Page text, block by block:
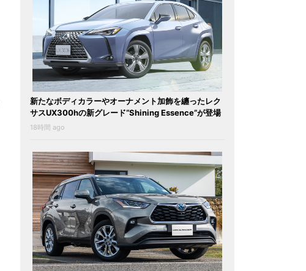
新たなボディカラーやオーナメント加飾を纏ったレク
サスUX300hの新グレード“Shining Essence”が登場
18時間 ago